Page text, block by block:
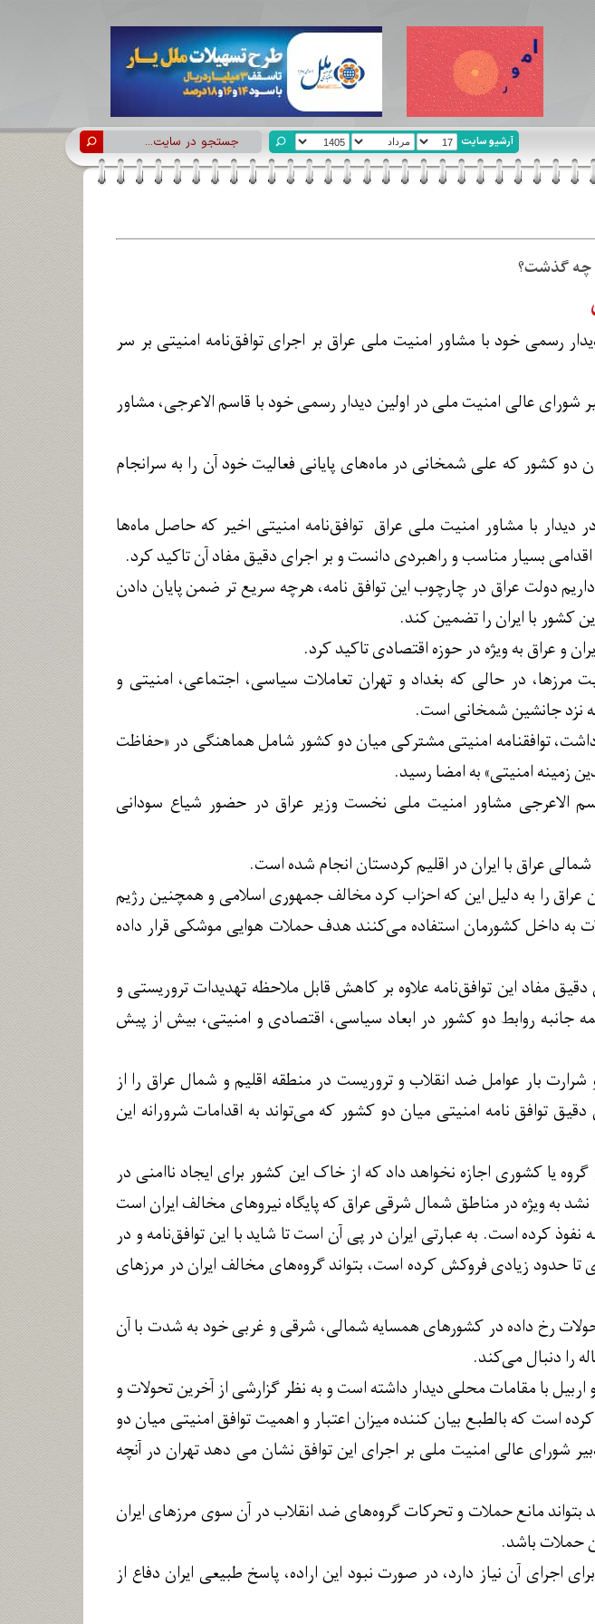
آرشیو سایت
چه گذشت؟
رسمی خود با مشاور امنیت ملی عراق بر اجرای توافق‌نامه امنیتی بر سر
شورای عالی امنیت ملی در اولین دیدار رسمی خود با قاسم الاعرجی، مشاور
دو کشور که علی شمخانی در ماه‌های پایانی فعالیت خود آن را به سرانجام
با مشاور امنیت ملی عراق توافق‌نامه امنیتی اخیر که حاصل ماه‌ها
بسیار مناسب و راهبردی دانست و بر اجرای دقیق مفاد آن تاکید کرد.
دولت عراق در چارچوب این توافق نامه، هرچه سریع تر ضمن پایان دادن
کشور با ایران را تضمین کند.
و عراق به ویژه در حوزه اقتصادی تاکید کرد.
مرزها، در حالی که بغداد و تهران تعاملات سیاسی، اجتماعی، امنیتی و
نزد جانشین شمخانی است.
علی شمخانی در اسفند ۱۴۰۱ به بغداد داشت، توافقنامه امنیتی مشترکی میان دو کشور شامل هماهنگی در «حفاظت
امنیتی» به امضا رسید.
الاعرجی مشاور امنیت ملی نخست وزیر عراق در حضور شیاع سودانی
عراق با ایران در اقلیم کردستان انجام شده است.
عراق را به دلیل این که احزاب کرد مخالف جمهوری اسلامی و همچنین رژیم
به داخل کشورمان استفاده می‌کنند هدف حملات هوایی موشکی قرار داده
مفاد این توافق‌نامه علاوه بر کاهش قابل ملاحظه تهدیدات تروریستی و
جانبه روابط دو کشور در ابعاد سیاسی، اقتصادی و امنیتی، بیش از پیش
بار عوامل ضد انقلاب و تروریست در منطقه اقلیم و شمال عراق را از
توافق نامه امنیتی میان دو کشور که می‌تواند به اقدامات شرورانه این
گروه یا کشوری اجازه نخواهد داد که از خاک این کشور برای ایجاد ناامنی در
نشد به ویژه در مناطق شمال شرقی عراق که پایگاه نیروهای مخالف ایران است
کرده است. به عبارتی ایران در پی آن است تا شاید با این توافق‌نامه‌ و در
حدود زیادی فروکش کرده است، بتواند گروه‌های مخالف ایران در مرزهای
رخ داده در کشورهای همسایه شمالی، شرقی و غربی خود به شدت با آن
را دنبال می‌کند.
با مقامات محلی دیدار داشته است و به نظر گزارشی از آخرین تحولات و
است که بالطبع بیان کننده میزان اعتبار و اهمیت توافق امنیتی میان دو
شورای عالی امنیت ملی بر اجرای این توافق نشان می دهد تهران در آنچه
بتواند مانع حملات و تحرکات گروه‌های ضد انقلاب در آن سوی مرزهای ایران
حملات باشد.
آن نیاز دارد، در صورت نبود این اراده، پاسخ طبیعی ایران دفاع از